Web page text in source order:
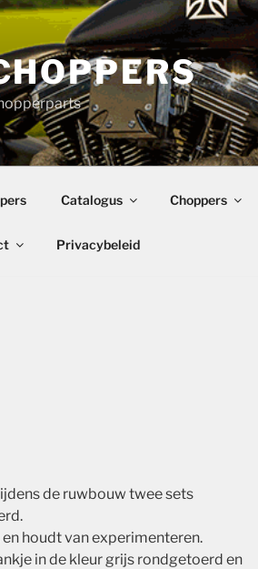
Catalogus Choppers
Privacybeleid
de ruwbouw twee sets
houdt van experimenteren.
in de kleur grijs rondgetoerd en